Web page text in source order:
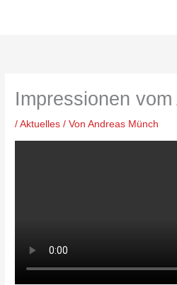
Impressionen
/Aktuelles / VonAndreas Münch